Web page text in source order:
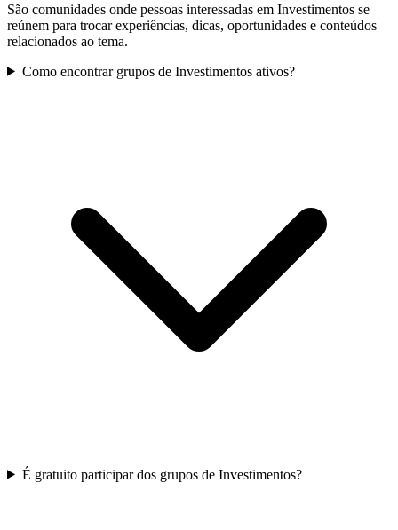
São comunidades onde pessoas interessadas em Investimentos se
reúnem para trocar experiências, dicas, oportunidades e conteúdos
relacionados ao tema.
Como encontrar grupos de Investimentos ativos?
É gratuito participar dos grupos de Investimentos?